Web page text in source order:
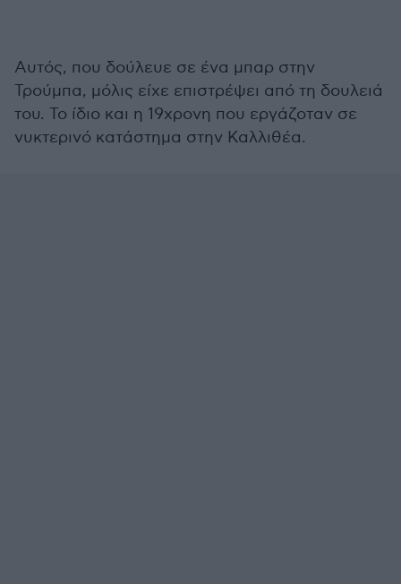
Αυτός, που δούλευε σε ένα μπαρ στην
Τρούμπα, μόλις είχε επιστρέψει από τη δουλειά
του. Το ίδιο και η 19χρονη που εργάζοταν σε
νυκτερινό κατάστημα στην Καλλιθέα.